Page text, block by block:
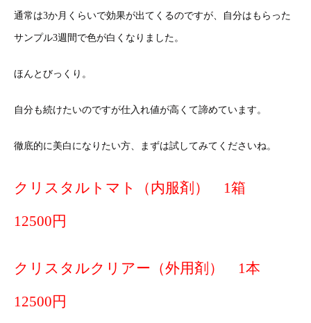
通常は3か月くらいで効果が出てくるのですが、自分はもらった
サンプル3週間で色が白くなりました。
ほんとびっくり。
自分も続けたいのですが仕入れ値が高くて諦めています。
徹底的に美白になりたい方、まずは試してみてくださいね。
クリスタルトマト（内服剤） 1箱
12500円
クリスタルクリアー（外用剤） 1本
12500円